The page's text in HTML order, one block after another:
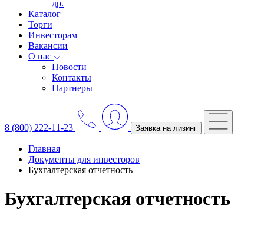
др.
Каталог
Торги
Инвесторам
Вакансии
О нас
Новости
Контакты
Партнеры
8 (800) 222-11-23 Заявка на лизинг
Главная
Документы для инвесторов
Бухгалтерская отчетность
Бухгалтерская отчетность